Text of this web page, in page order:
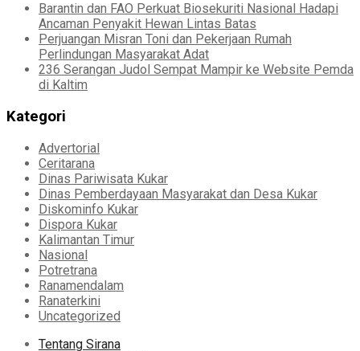
Barantin dan FAO Perkuat Biosekuriti Nasional Hadapi
Ancaman Penyakit Hewan Lintas Batas
Perjuangan Misran Toni dan Pekerjaan Rumah
Perlindungan Masyarakat Adat
236 Serangan Judol Sempat Mampir ke Website Pemda
di Kaltim
Kategori
Advertorial
Ceritarana
Dinas Pariwisata Kukar
Dinas Pemberdayaan Masyarakat dan Desa Kukar
Diskominfo Kukar
Dispora Kukar
Kalimantan Timur
Nasional
Potretrana
Ranamendalam
Ranaterkini
Uncategorized
Tentang Sirana